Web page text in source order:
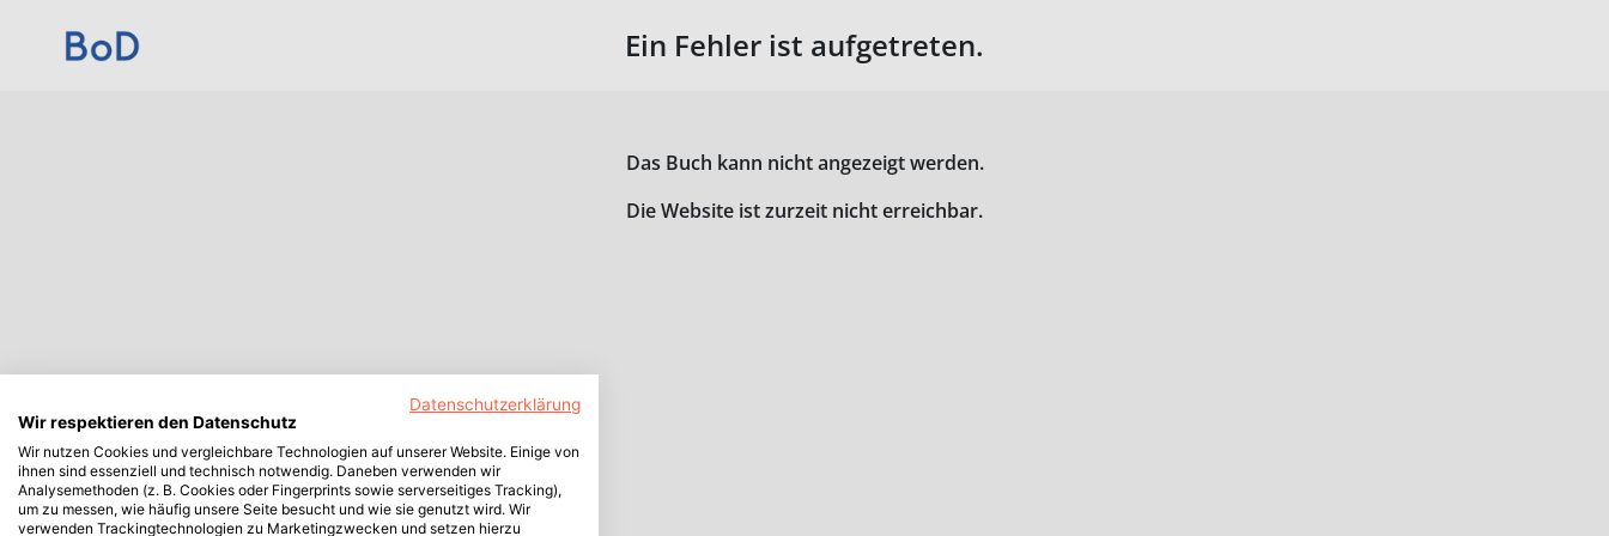
Ein Fehler ist aufgetreten.
Das Buch kann nicht angezeigt werden.
Die Website ist zurzeit nicht erreichbar.
Datenschutzerklärung
Wir respektieren den Datenschutz
Wir nutzen Cookies und vergleichbare Technologien auf unserer Website. Einige von
ihnen sind essenziell und technisch notwendig. Daneben verwenden wir
Analysemethoden (z. B. Cookies oder Fingerprints sowie serverseitiges Tracking),
um zu messen, wie häufig unsere Seite besucht und wie sie genutzt wird. Wir
verwenden Trackingtechnologien zu Marketingzwecken und setzen hierzu